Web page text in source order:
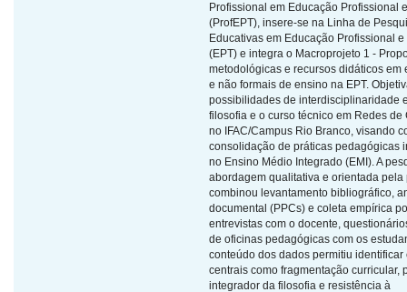
Profissional em Educação Profissional
(ProfEPT), insere-se na Linha de
Educativas em Educação Profissional
(EPT) e integra o Macroprojeto 1 -
metodológicas e recursos didáticos em
e não formais de ensino na EPT.
possibilidades de interdisciplinaridade
filosofia e o curso técnico em Redes de
no IFAC/Campus Rio Branco, visando
consolidação de práticas pedagógicas
no Ensino Médio Integrado (EMI). A
abordagem qualitativa e orientada pela
combinou levantamento bibliográfico,
documental (PPCs) e coleta empírica
entrevistas com o docente,
de oficinas pedagógicas com os
conteúdo dos dados permitiu identificar
centrais como fragmentação curricular,
integrador da filosofia e resistência à